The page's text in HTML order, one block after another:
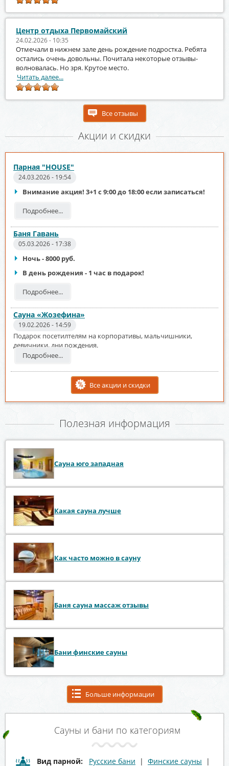
Центр отдыха Первомайский
24.02.2026 - 10:35
Отмечали в нижнем зале день рождение подростка. Ребята
остались очень довольны. Почитала некоторые отзывы-
волновалась. Но зря. Крутое место.
Читать далее...
Все отзывы
Акции и скидки
Парная "HOUSE"
24.03.2026 - 19:54
Внимание акция! 3+1 с 9:00 до 18:00 если записаться!
Подробнее...
Баня Гавань
05.03.2026 - 17:38
Ночь - 8000 руб.
В день рождения - 1 час в подарок!
Подробнее...
Сауна «Жозефина»
19.02.2026 - 14:59
Подарок посетилтелям на корпоративы, мальчишники,
девичники, дни рождения.
Подробнее...
Все акции и скидки
Полезная информация
Сауна юго западная
Какая сауна лучше
Как часто можно в сауну
Баня сауна массаж отзывы
Бани финские сауны
Больше информации
Сауны и бани по категориям
Вид парной: Русские бани | Финские сауны |